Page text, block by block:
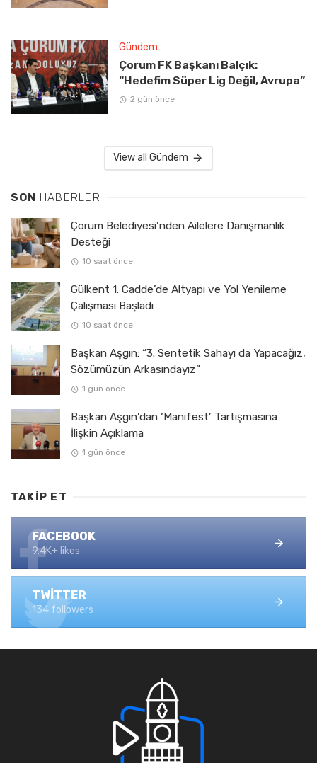
Gündem
Çorum FK Başkanı Balçık:
“Hedefim Süper Lig Değil, Avrupa”
2 gün önce
View all Gündem
SON HABERLER
Çorum Belediyesi’nden Ailelere Danışmanlık
Desteği
10 saat önce
Gülkent 1. Cadde’de Altyapı ve Yol Yenileme
Çalışması Başladı
10 saat önce
Başkan Aşgın: “3. Sentetik Sahayı da Yapacağız,
Sözümüzün Arkasındayız”
1 gün önce
Başkan Aşgın’dan ‘Manifest’ Tartışmasına
İlişkin Açıklama
1 gün önce
TAKIP ET
FACEBOOK
9.4K+ likes
TWITTER
134 followers